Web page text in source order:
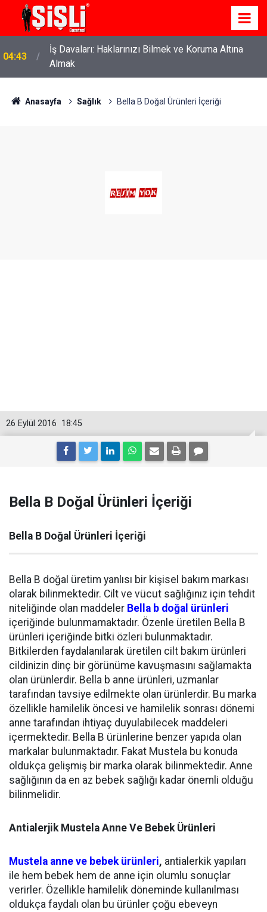
04:43
İş Davaları: Haklarınızı Bilmek ve Koruma Altına
Almak
Anasayfa Sağlık Bella B Doğal Ürünleri İçeriği
18:45
26 Eylül 2016
Bella B Doğal Ürünleri İçeriği
Bella B Doğal Ürünleri İçeriği
Bella B doğal üretim yanlısı bir kişisel bakım markası
olarak bilinmektedir. Cilt ve vücut sağlığınız için tehdit
niteliğinde olan maddeler Bella b doğal ürünleri
içeriğinde bulunmamaktadır. Özenle üretilen Bella B
ürünleri içeriğinde bitki özleri bulunmaktadır.
Bitkilerden faydalanılarak üretilen cilt bakım ürünleri
cildinizin dinç bir görünüme kavuşmasını sağlamakta
olan ürünlerdir. Bella b anne ürünleri, uzmanlar
tarafından tavsiye edilmekte olan ürünlerdir. Bu marka
özellikle hamilelik öncesi ve hamilelik sonrası dönemi
anne tarafından ihtiyaç duyulabilecek maddeleri
içermektedir. Bella B ürünlerine benzer yapıda olan
markalar bulunmaktadır. Fakat Mustela bu konuda
oldukça gelişmiş bir marka olarak bilinmektedir. Anne
sağlığının da en az bebek sağlığı kadar önemli olduğu
bilinmelidir.
Antialerjik Mustela Anne Ve Bebek Ürünleri
Mustela anne ve bebek ürünleri, antialerkik yapıları
ile hem bebek hem de anne için olumlu sonuçlar
verirler. Özellikle hamilelik döneminde kullanılması
oldukça faydalı olan bu ürünler çoğu ebeveyn